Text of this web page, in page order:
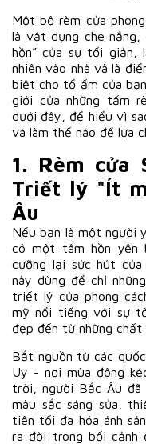
Một bộ rèm cửa
là vật dụng che nắng,
hồn” của sự tối giản,
nhiên vào nhà và là
biệt cho tổ ấm của
giới của những tấm
dưới đây, để hiểu vì
và làm thế nào để lựa
1. Rèm cửa
Triết lý "Ít
Âu
Nếu bạn là một người
có một tâm hồn yên
cưỡng lại sức hút của
này dùng để chỉ
triết lý của phong
mỹ nổi tiếng với sự
đẹp đến từ những chất
Bắt nguồn từ các
Uy - nơi mùa đông
trời, người Bắc Âu đã
màu sắc sáng sủa,
tiên tối đa hóa ánh
ra đời trong bối cảnh